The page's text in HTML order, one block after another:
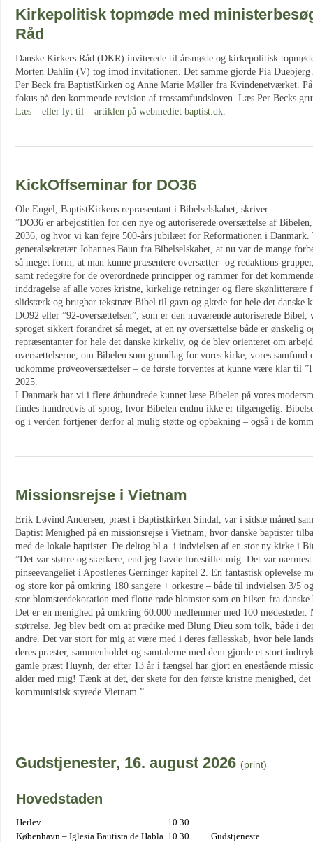
Kirkepolitisk topmøde med
Råd
Danske Kirkers Råd (DKR) inviterede til årsmøde og kirkepolitisk
Morten Dahlin (V) tog imod invitationen. Det samme gjorde Pia Duebjerg
Per Beck fra BaptistKirken og Anne Marie Møller fra Kvindenetværket.
fokus på den kommende revision af trossamfundsloven. Læs Per Becks
Læs – eller lyt til – artiklen på webmediet baptist.dk.
KickOffseminar for DO36
Ole Engel, BaptistKirkens repræsentant i Bibelselskabet, skriver:
”DO36 er arbejdstitlen for den nye og autoriserede oversættelse af
2036, og hvor vi kan fejre 500-års jubilæet for Reformationen i Danmark.
generalsekretær Johannes Baun fra Bibelselskabet, at nu var de mange
så meget form, at man kunne præsentere oversætter- og redaktions-
samt redegøre for de overordnede principper og rammer for det
inddragelse af alle vores kristne, kirkelige retninger og flere skønlitterære
slidstærk og brugbar tekstnær Bibel til gavn og glæde for hele det danske
DO92 eller ”92-oversættelsen”, som er den nuværende autoriserede
sproget sikkert forandret så meget, at en ny oversættelse både er ønskelig
repræsentanter for hele det danske kirkeliv, og de blev orienteret om
oversættelserne, om Bibelen som grundlag for vores kirke, vores
udkomme prøveoversættelser – de første forventes at kunne være klar til
2025.
I Danmark har vi i flere århundrede kunnet læse Bibelen på vores
findes hundredvis af sprog, hvor Bibelen endnu ikke er tilgængelig.
og i verden fortjener derfor al mulig støtte og opbakning – også i de
Missionsrejse i Vietnam
Erik Løvind Andersen, præst i Baptistkirken Sindal, var i sidste måned
Baptist Menighed på en missionsrejse i Vietnam, hvor danske baptister
med de lokale baptister. De deltog bl.a. i indvielsen af en stor ny kirke i
”Det var større og stærkere, end jeg havde forestillet mig. Det var
pinseevangeliet i Apostlenes Gerninger kapitel 2. En fantastisk oplevelse
og store kor på omkring 180 sangere + orkestre – både til indvielsen 3/5
stor blomsterdekoration med flotte røde blomster som en hilsen fra danske
Det er en menighed på omkring 60.000 medlemmer med 100 mødesteder.
størrelse. Jeg blev bedt om at prædike med Blung Dieu som tolk, både i
andre. Det var stort for mig at være med i deres fællesskab, hvor hele
deres præster, sammenholdet og samtalerne med dem gjorde et stort
gamle præst Huynh, der efter 13 år i fængsel har gjort en enestående
alder med mig! Tænk at det, der skete for den første kristne menighed,
kommunistisk styrede Vietnam.”
Gudstjenester, 16. august 2026 (print)
Hovedstaden
Herlev
10.30
København – Iglesia Bautista de Habla 10.30 Gudstjeneste